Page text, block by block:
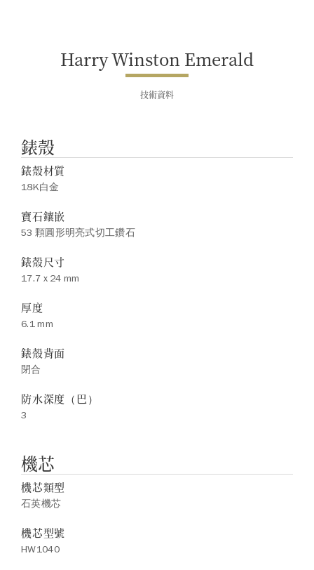
Harry Winston Emerald
技術資料
錶殼
錶殼材質
18K白金
寶石鑲嵌
53 顆圓形明亮式切工鑽石
錶殼尺寸
17.7 x 24 mm
厚度
6.1 mm
錶殼背面
閉合
防水深度（巴）
3
機芯
機芯類型
石英機芯
機芯型號
HW1040